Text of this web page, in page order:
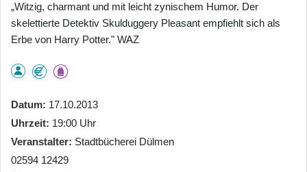
„Witzig, charmant und mit leicht zynischem Humor. Der
skelettierte Detektiv Skulduggery Pleasant empfiehlt sich als
Erbe von Harry Potter." WAZ
Datum 17.10.2013
Uhrzeit 19:00 Uhr
Veranstalter Stadtbücherei Dülmen
02594 12429